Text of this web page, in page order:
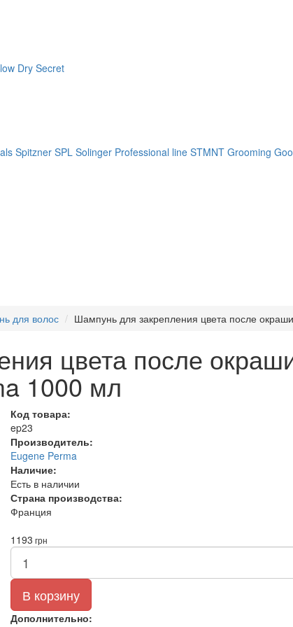
Dry Secret
Spitzner SPL Solinger Professional line STMNT Grooming
для волос Шампунь для закрепления цвета после
цвета после
1000 мл
Код товара:
ep23
Производитель:
Eugene Perma
Наличие:
Есть в наличии
Страна производства:
Франция
1193 грн
В корзину
Дополнительно: